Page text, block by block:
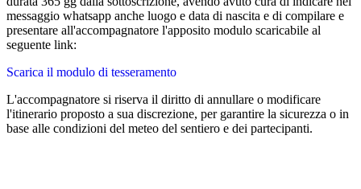
messaggio whatsapp anche luogo e data di nascita e di compilare e
presentare all'accompagnatore l'apposito modulo scaricabile al
seguente link:
Scarica il modulo di tesseramento
L'accompagnatore si riserva il diritto di annullare o modificare
l'itinerario proposto a sua discrezione, per garantire la sicurezza o in
base alle condizioni del meteo del sentiero e dei partecipanti.